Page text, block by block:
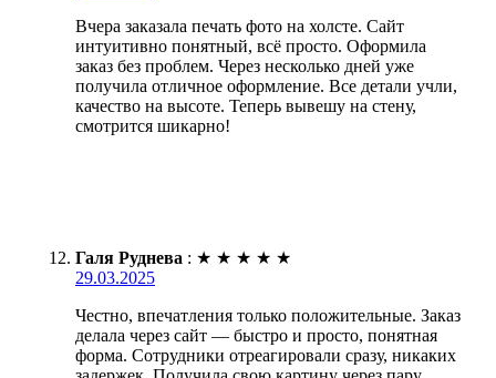
Вчера заказала печать фото на холсте. Сайт
интуитивно понятный, всё просто. Оформила
заказ без проблем. Через несколько дней уже
получила отличное оформление. Все детали учли,
качество на высоте. Теперь вывешу на стену,
смотрится шикарно!
Галя Руднева : ★ ★ ★ ★ ★
29.03.2025
Честно, впечатления только положительные. Заказ
делала через сайт — быстро и просто, понятная
форма. Сотрудники отреагировали сразу, никаких